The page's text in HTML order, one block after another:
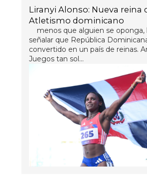
Liranyi Alonso: Nueva reina
Atletismo dominicano
menos que alguien se oponga,
señalar que República
convertido en un país de reinas.
Juegos tan sol...